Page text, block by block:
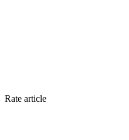
Rate article